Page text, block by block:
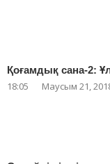
Қоғамдық сана-2:
18:05 Маусым 21,